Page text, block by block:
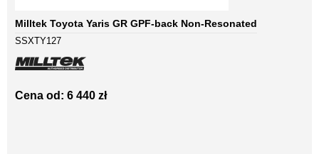
Milltek Toyota Yaris GR GPF-back Non-Resonated
SSXTY127
Cena od: 6 440 zł